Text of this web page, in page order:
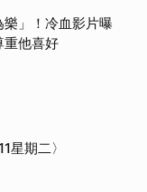
」！冷血影片曝
他喜好
星期二〉